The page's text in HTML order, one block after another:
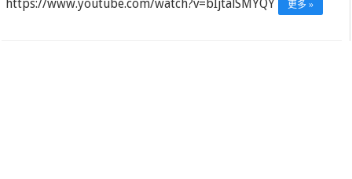
https://www.youtube.com/watch?v=bIjtalSMYQY
更多 »